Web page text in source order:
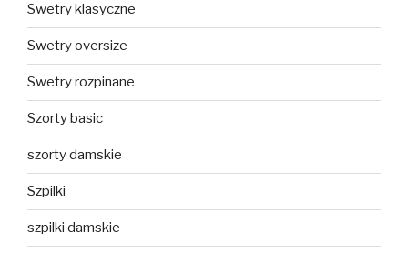
Swetry klasyczne
Swetry oversize
Swetry rozpinane
Szorty basic
szorty damskie
Szpilki
szpilki damskie